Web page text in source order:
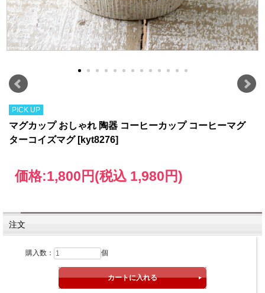
PICK UP
マグカップ おしゃれ 陶器 コーヒーカップ コーヒーマグ
ターコイズマグ [kyt8276]
価格:1,800円(税込 1,980円)
注文
購入数： 個